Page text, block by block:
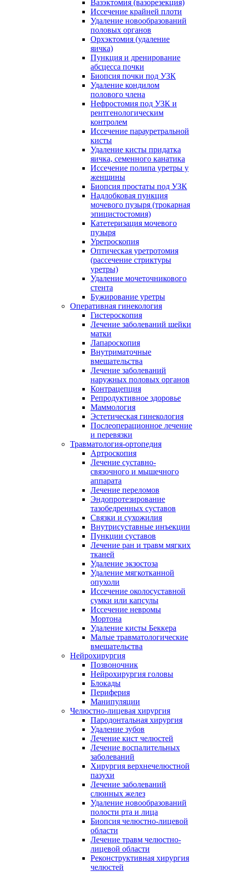
Вазэктомия (вазорезекция)
Иссечение крайней плоти
Удаление новообразований
половых органов
Орхэктомия (удаление
яичка)
Пункция и дренирование
абсцесса почки
Биопсия почки под УЗК
Удаление кондилом
полового члена
Нефростомия под УЗК и
рентгенологическим
контролем
Иссечение парауретральной
кисты
Удаление кисты придатка
яичка, семенного канатика
Иссечение полипа уретры у
женщины
Биопсия простаты под УЗК
Надлобковая пункция
мочевого пузыря (трокарная
эпицистостомия)
Катетеризация мочевого
пузыря
Уретроскопия
Оптическая уретротомия
(рассечение стриктуры
уретры)
Удаление мочеточникового
стента
Бужирование уретры
Оперативная гинекология
Гистероскопия
Лечение заболеваний шейки
матки
Лапароскопия
Внутриматочные
вмешательства
Лечение заболеваний
наружных половых органов
Контрацепция
Репродуктивное здоровье
Маммология
Эстетическая гинекология
Послеоперационное лечение
и перевязки
Травматология-ортопедия
Артроскопия
Лечение суставно-
связочного и мышечного
аппарата
Лечение переломов
Эндопротезирование
тазобедренных суставов
Связки и сухожилия
Внутрисуставные инъекции
Пункции суставов
Лечение ран и травм мягких
тканей
Удаление экзостоза
Удаление мягкотканной
опухоли
Иссечение околосуставной
сумки или капсулы
Иссечение невромы
Мортона
Удаление кисты Беккера
Малые травматологические
вмешательства
Нейрохирургия
Позвоночник
Нейрохирургия головы
Блокады
Периферия
Манипуляции
Челюстно-лицевая хирургия
Пародонтальная хирургия
Удаление зубов
Лечение кист челюстей
Лечение воспалительных
заболеваний
Хирургия верхнечелюстной
пазухи
Лечение заболеваний
слюнных желез
Удаление новообразований
полости рта и лица
Биопсия челюстно-лицевой
области
Лечение травм челюстно-
лицевой области
Реконструктивная хирургия
челюстей